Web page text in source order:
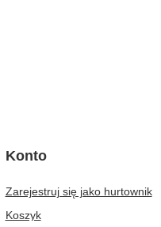
Konto
Zarejestruj się jako hurtownik
Koszyk